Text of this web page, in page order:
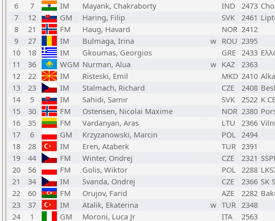
6
7 IM Mayank, Chakraborty IND 2473
7
12 GM Haring, Filip SVK 2461
8
21 FM Haug, Havard NOR 2412
9
27 IM Bulmaga, Irina w ROU 2395
10
18 IM Gkoumas, Georgios GRE 2433
11
36 WGM Nurman, Alua w KAZ 2363
12
22 IM Risteski, Emil MKD 2410
13
23 IM Stalmach, Richard CZE 2408
14
5 IM Sahidi, Samir SVK 2522 K
15
30 FM Ostensen, Nicolai Maxime NOR 2380
16
35 FM Vardanyan, Aras LTU 2366
17
6 GM Krzyzanowski, Marcin POL 2494
18
28 IM Eren, Ataberk TUR 2391
19
44 FM Winter, Ondrej CZE 2321
20
56 FM Golis, Wiktor POL 2288
21
34 IM Svanda, Ondrej CZE 2366 SK
22
60 FM Orujov, Farid AZE 2282
23
37 IM Atalik, Ekaterina w TUR 2348
24
1 GM Moroni, Luca Jr ITA 2563